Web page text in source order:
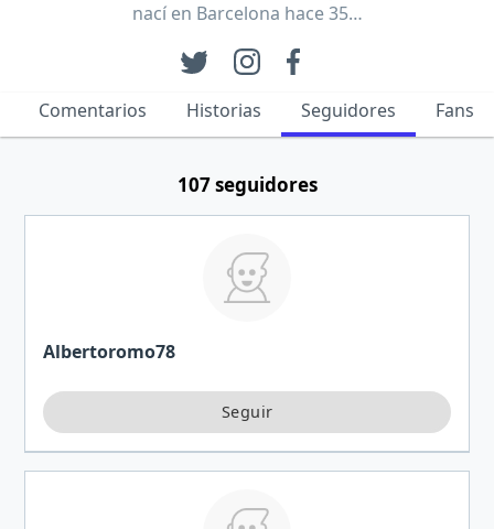
nací en Barcelona hace 35…
Comentarios Historias Seguidores Fans
107 seguidores
Albertoromo78